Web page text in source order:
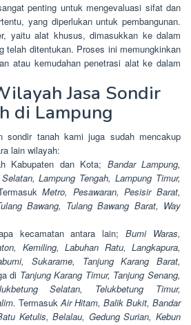
penting untuk mengevaluasi sifat dan
yang diperlukan untuk pembangunan.
yaitu alat khusus, dimasukkan ke dalam
telah ditentukan. Proses ini memungkinkan
atau kemudahan penetrasi alat ke dalam
Jasa Sondir
di Lampung
sondir tanah kami juga sudah mencakup
lain wilayah:
Kabupaten dan Kota; Bandar Lampung,
Lampung Tengah, Lampung Timur,
Metro, Pesawaran, Pesisir Barat,
Bawang, Tulang Bawang Barat, Way
kecamatan antara lain;Bumi Waras,
Kemiling, Labuhan Ratu, Langkapura,
Sukarame, Tanjung Karang Barat,
di Tanjung Karang Timur, Tanjung Senang,
Selatan, Telukbetung Timur,
TermasukAir Hitam, Balik Bukit, Bandar
Ketulis, Belalau, Gedung Surian, Kebun